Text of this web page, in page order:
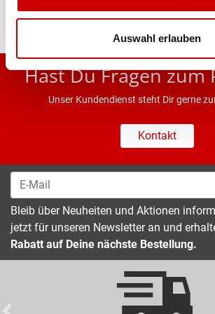
Auswahl erlauben
* UVP des Herstellers; Alle Preisangaben inkl. MwSt.
Hast Du Fragen zum
Unser Kundendienst steht Dir gerne
Kontakt
Bleib über Neuheiten und Aktionen
jetzt für unseren Newsletter an und
Rabatt auf Deine nächste Bestellung.